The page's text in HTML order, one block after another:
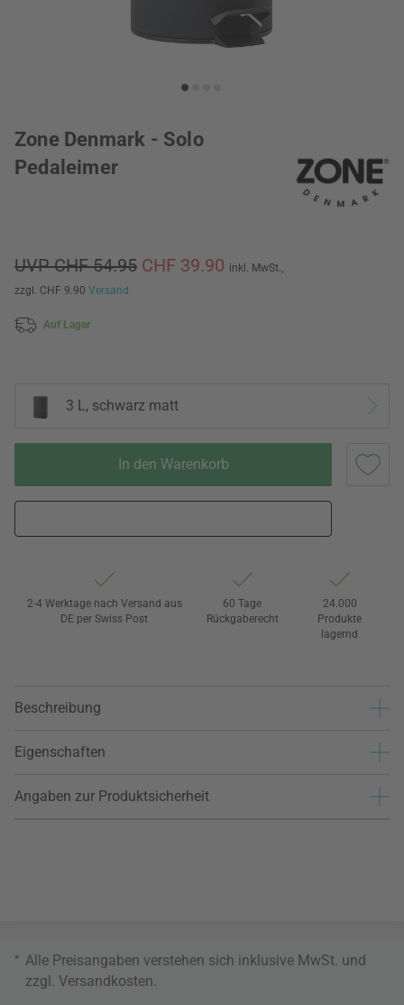
Zone Denmark - Solo
Pedaleimer
UVP CHF 54.95 CHF 39.90 inkl. MwSt.,
zzgl. CHF 9.90 Versand
Auf Lager
3 L, schwarz matt
In den Warenkorb
2-4 Werktage nach Versand aus
DE per Swiss Post
60 Tage
Rückgaberecht
24.000
Produkte
lagernd
Beschreibung
Eigenschaften
Angaben zur Produktsicherheit
* Alle Preisangaben verstehen sich inklusive MwSt. und
zzgl. Versandkosten